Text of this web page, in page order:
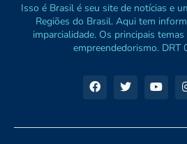
Isso é Brasil é seu site de notícias e
Regiões do Brasil. Aqui tem
imparcialidade. Os principais
empreendedorismo. DRT